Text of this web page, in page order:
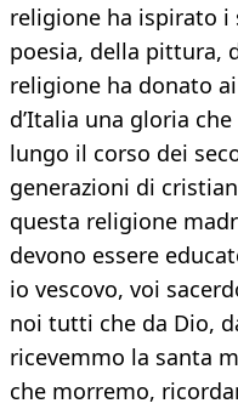
religione ha ispirato
poesia, della pittura,
religione ha donato
d’Italia una gloria
lungo il corso dei
generazioni di
questa religione
devono essere
io vescovo, voi
noi tutti che da Dio,
ricevemmo la santa
che morremo,